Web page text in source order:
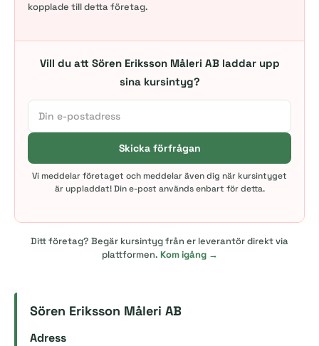
kopplade till detta företag.
Vill du att Sören Eriksson Måleri AB laddar upp
sina kursintyg?
Skicka förfrågan
Vi meddelar företaget och meddelar även dig när kursintyget
är uppladdat! Din e-post används enbart för detta.
Ditt företag? Begär kursintyg från er leverantör direkt via
plattformen. Kom igång →
Sören Eriksson Måleri AB
Adress